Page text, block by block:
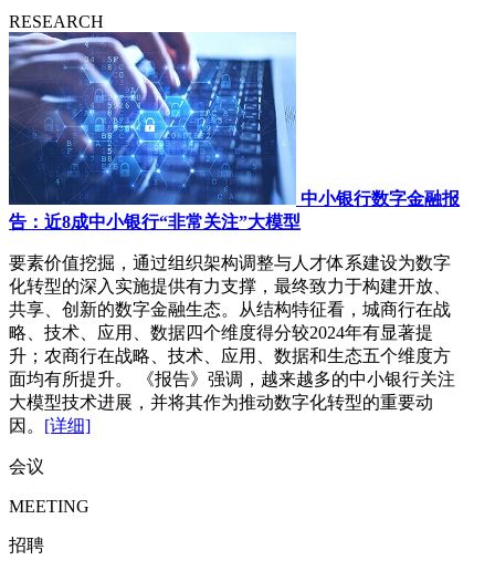
RESEARCH
中小银行数字金融报
告：近8成中小银行“非常关注”大模型
要素价值挖掘，通过组织架构调整与人才体系建设为数字
化转型的深入实施提供有力支撑，最终致力于构建开放、
共享、创新的数字金融生态。从结构特征看，城商行在战
略、技术、应用、数据四个维度得分较2024年有显著提
升；农商行在战略、技术、应用、数据和生态五个维度方
面均有所提升。 《报告》强调，越来越多的中小银行关注
大模型技术进展，并将其作为推动数字化转型的重要动
因。 [详细]
会议
MEETING
招聘